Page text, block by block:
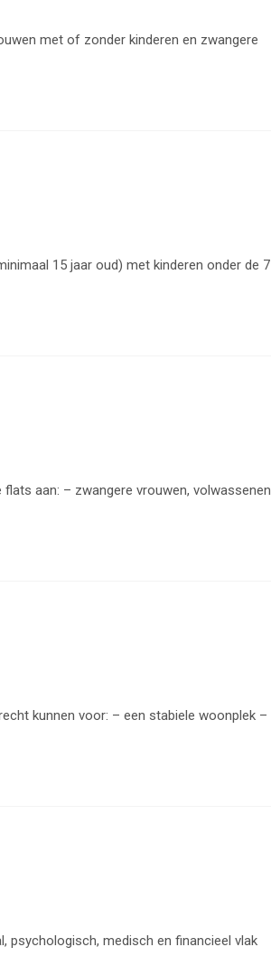
met of zonder kinderen en zwangere
15 jaar oud) met kinderen onder de 7
aan: – zwangere vrouwen, volwassenen
kunnen voor: – een stabiele woonplek –
psychologisch, medisch en financieel vlak